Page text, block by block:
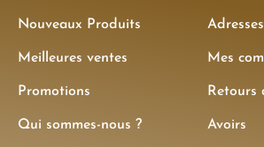
Nouveaux Produits
Meilleures ventes
Promotions
Qui sommes-nous ?
Adresses
Mes
Retours
Avoirs